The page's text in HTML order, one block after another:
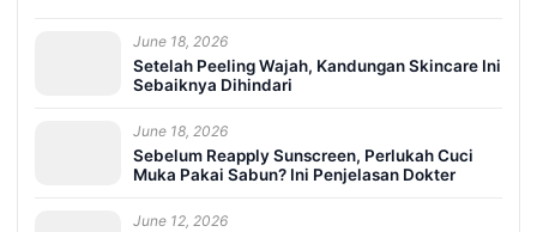
June 18, 2026
Setelah Peeling Wajah, Kandungan Skincare Ini
Sebaiknya Dihindari
June 18, 2026
Sebelum Reapply Sunscreen, Perlukah Cuci
Muka Pakai Sabun? Ini Penjelasan Dokter
June 12, 2026